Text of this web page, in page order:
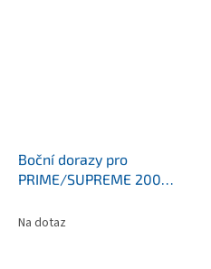
Boční dorazy pro
PRIME/SUPREME 200
Na dotaz